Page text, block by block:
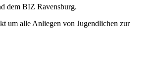
dem BIZ Ravensburg.
um alle Anliegen von Jugendlichen zur